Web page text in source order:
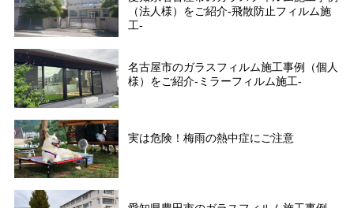
（法人様）をご紹介-飛散防止フィルム施
工-
名古屋市のガラスフィルム施工事例（個人
様）をご紹介-ミラーフィルム施工-
実は危険！梅雨の熱中症にご注意